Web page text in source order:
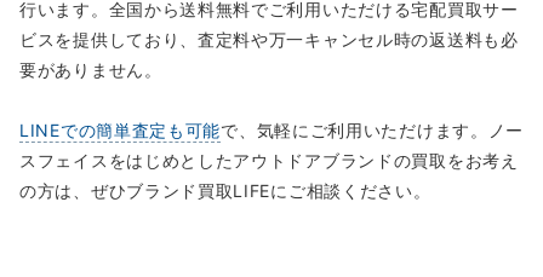
行います。全国から送料無料でご利用いただける宅配買取サー
ビスを提供しており、査定料や万一キャンセル時の返送料も必
要がありません。
LINEでの簡単査定も可能で、気軽にご利用いただけます。ノー
スフェイスをはじめとしたアウトドアブランドの買取をお考え
の方は、ぜひブランド買取LIFEにご相談ください。